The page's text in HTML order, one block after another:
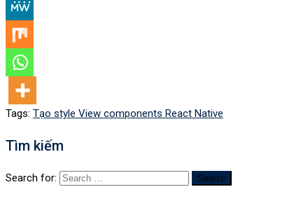
Tags: Tạo style View components React Native
Tìm kiếm
Search for: